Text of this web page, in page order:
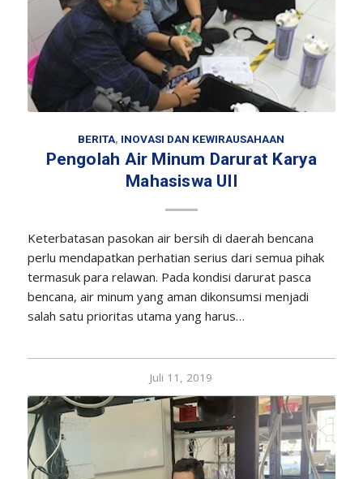
BERITA, INOVASI DAN KEWIRAUSAHAAN
Pengolah Air Minum Darurat Karya
Mahasiswa UII
Keterbatasan pasokan air bersih di daerah bencana
perlu mendapatkan perhatian serius dari semua pihak
termasuk para relawan. Pada kondisi darurat pasca
bencana, air minum yang aman dikonsumsi menjadi
salah satu prioritas utama yang harus…
Juli 11, 2019